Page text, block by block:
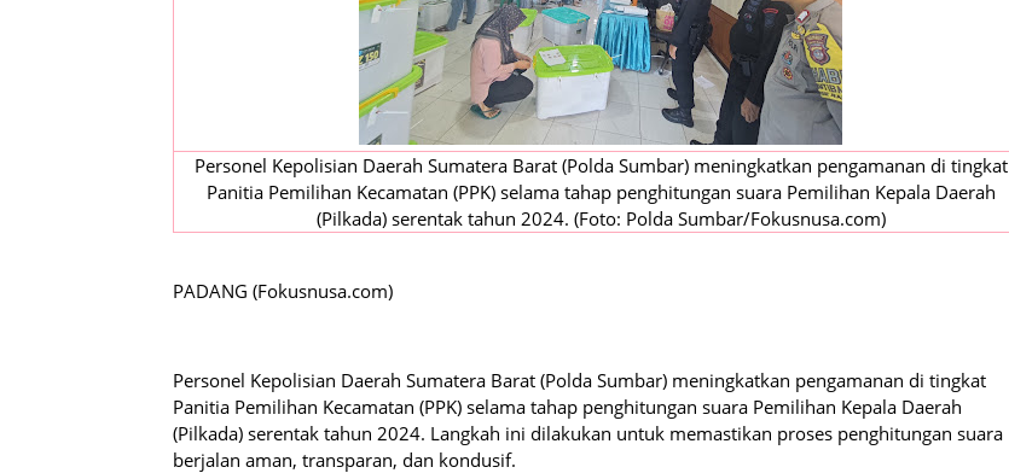
Personel Kepolisian Daerah Sumatera Barat (Polda Sumbar) meningkatkan pengamanan di tingkat
Panitia Pemilihan Kecamatan (PPK) selama tahap penghitungan suara Pemilihan Kepala Daerah
(Pilkada) serentak tahun 2024. (Foto: Polda Sumbar/Fokusnusa.com)
PADANG (Fokusnusa.com)
Personel Kepolisian Daerah Sumatera Barat (Polda Sumbar) meningkatkan pengamanan di tingkat
Panitia Pemilihan Kecamatan (PPK) selama tahap penghitungan suara Pemilihan Kepala Daerah
(Pilkada) serentak tahun 2024. Langkah ini dilakukan untuk memastikan proses penghitungan suara
berjalan aman, transparan, dan kondusif.